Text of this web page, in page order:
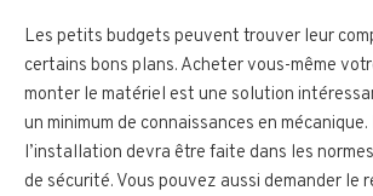
Les petits budgets peuvent trouver leur
certains bons plans. Acheter vous-même
monter le matériel est une solution
un minimum de connaissances en mécanique.
l’installation devra être faite dans les
de sécurité. Vous pouvez aussi demander le